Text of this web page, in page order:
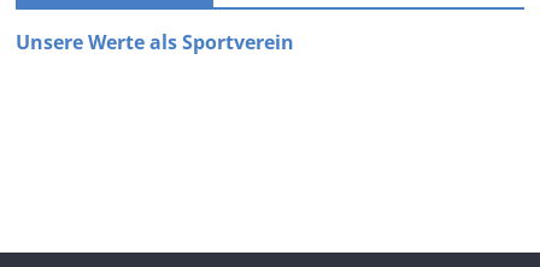
Unsere Werte als Sportverein